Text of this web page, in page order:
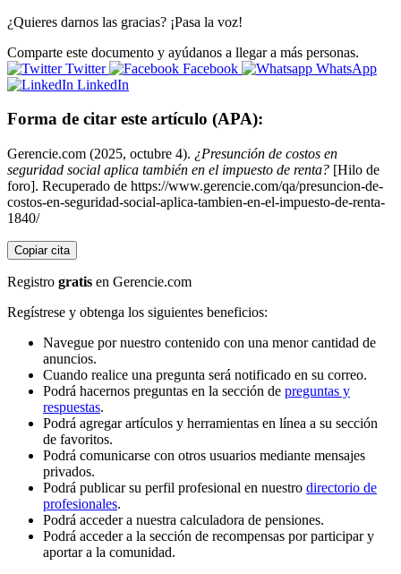
¿Quieres darnos las gracias? ¡Pasa la voz!
Comparte este documento y ayúdanos a llegar a más personas.
Twitter
Facebook
WhatsApp
LinkedIn
Forma de citar este artículo (APA):
Gerencie.com (2025, octubre 4). ¿Presunción de costos en
seguridad social aplica también en el impuesto de renta? [Hilo de
foro]. Recuperado de https://www.gerencie.com/qa/presuncion-de-
costos-en-seguridad-social-aplica-tambien-en-el-impuesto-de-renta-
1840/
Copiar cita
Registro gratis en Gerencie.com
Regístrese y obtenga los siguientes beneficios:
Navegue por nuestro contenido con una menor cantidad de
anuncios.
Cuando realice una pregunta será notificado en su correo.
Podrá hacernos preguntas en la sección de preguntas y
respuestas.
Podrá agregar artículos y herramientas en línea a su sección
de favoritos.
Podrá comunicarse con otros usuarios mediante mensajes
privados.
Podrá publicar su perfil profesional en nuestro directorio de
profesionales.
Podrá acceder a nuestra calculadora de pensiones.
Podrá acceder a la sección de recompensas por participar y
aportar a la comunidad.